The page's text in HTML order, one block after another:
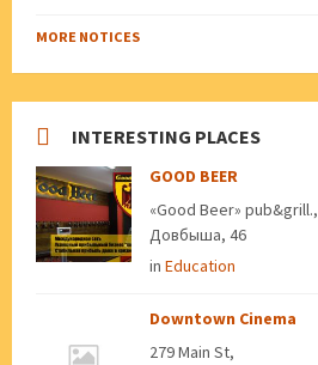
MORE NOTICES
INTERESTING PLACES
GOOD BEER
«Good Beer» pub&grill.,
Довбыша, 46
in Education
Downtown Cinema
279 Main St,